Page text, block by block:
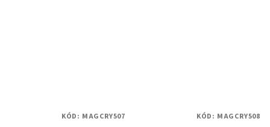
KÓD: MAGCRY507 KÓD: MAGCRY508